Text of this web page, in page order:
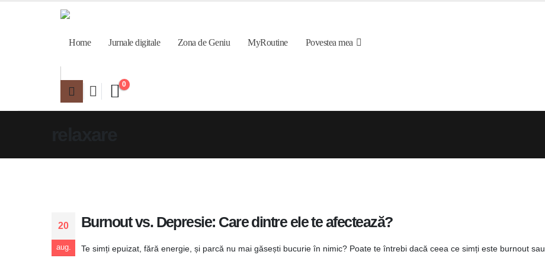
Home Jurnale digitale Zona de Geniu MyRoutine Povestea mea
0
20
aug.
Burnout vs. Depresie: Care dintre ele te afectează?
Te simți epuizat, fără energie, și parcă nu mai găsești bucurie în nimic? Poate te întrebi dacă ceea ce simți este burnout sau